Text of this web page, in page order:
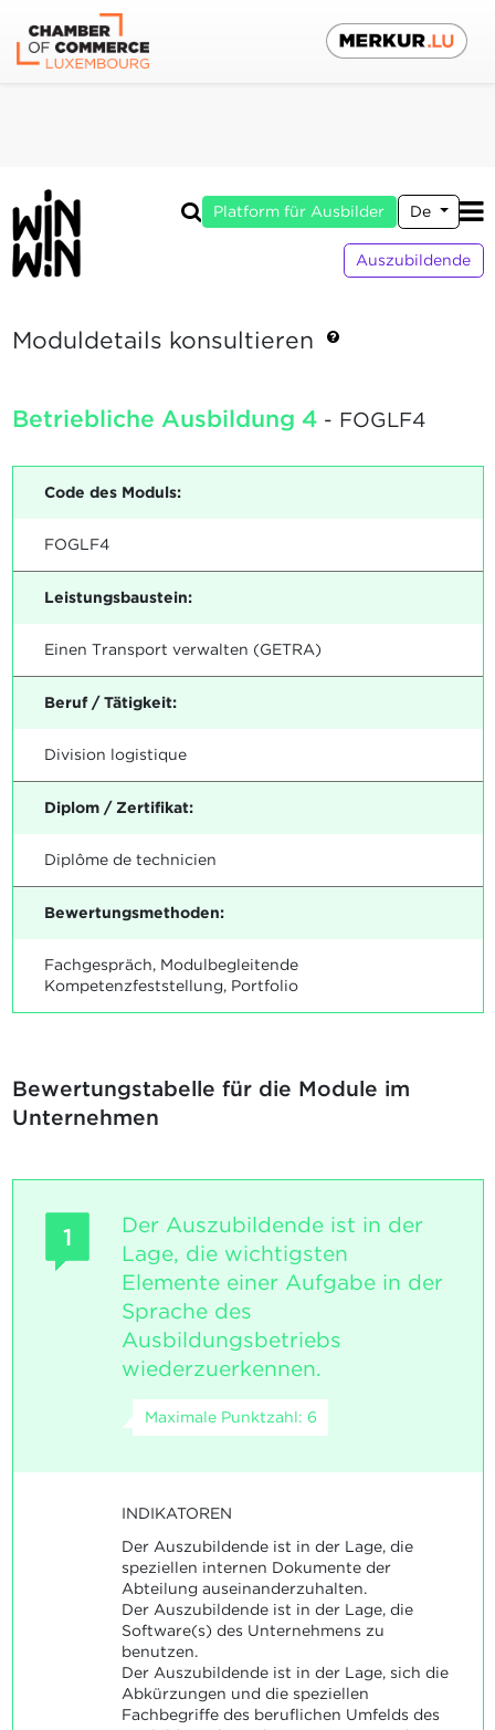
Platform für Ausbilder De
Auszubildende
Moduldetails konsultieren
Betriebliche Ausbildung 4- FOGLF4
Code des Moduls:
FOGLF4
Leistungsbaustein:
Einen Transport verwalten (GETRA)
Beruf / Tätigkeit:
Division logistique
Diplom / Zertifikat:
Diplôme de technicien
Bewertungsmethoden:
Fachgespräch, Modulbegleitende
Kompetenzfeststellung, Portfolio
Bewertungstabelle für die Module im
Unternehmen
1
Der Auszubildende ist in der
Lage, die wichtigsten
Elemente einer Aufgabe in der
Sprache des
Ausbildungsbetriebs
wiederzuerkennen.
Maximale Punktzahl: 6
INDIKATOREN
Der Auszubildende ist in der Lage, die
speziellen internen Dokumente der
Abteilung auseinanderzuhalten.
Der Auszubildende ist in der Lage, die
Software(s) des Unternehmens zu
benutzen.
Der Auszubildende ist in der Lage, sich die
Abkürzungen und die speziellen
Fachbegriffe des beruflichen Umfelds des